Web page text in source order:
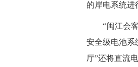
的岸电系统进
“闽江会客
安全级电池系
厅”还将直流